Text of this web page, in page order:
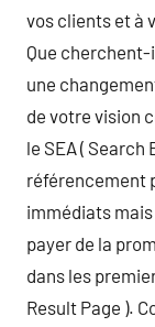
vos clients et à
Que cherchent-
une
de votre vision
le SEA ( Search
référencement
immédiats
payer de la
dans les
Result Page ).